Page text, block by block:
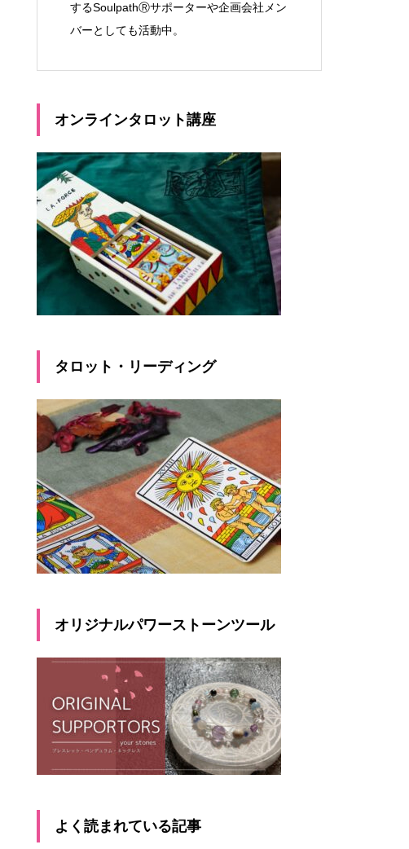
するSoulpathⓇサポーターや企画会社メン
バーとしても活動中。
オンラインタロット講座
タロット・リーディング
オリジナルパワーストーンツール
よく読まれている記事